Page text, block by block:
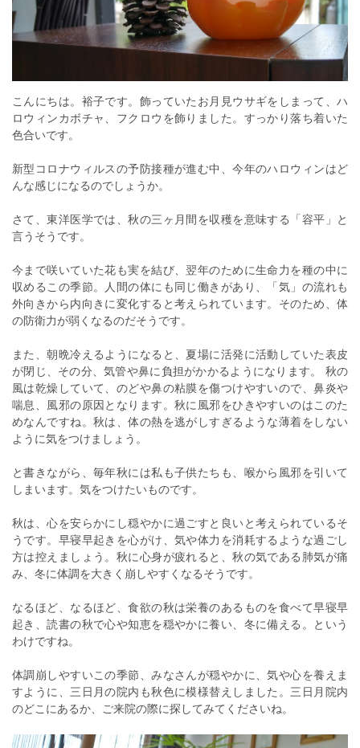
こんにちは。裕子です。飾っていたお月見ウサギをしまって、ハ
ロウィンカボチャ、フクロウを飾りました。すっかり落ち着いた
色合いです。
新型コロナウィルスの予防接種が進む中、今年のハロウィンはど
んな感じになるのでしょうか。
さて、東洋医学では、秋の三ヶ月間を収穫を意味する「容平」と
言うそうです。
今まで咲いていた花も実を結び、翌年のために生命力を種の中に
収めるこの季節。人間の体にも同じ働きがあり、「気」の流れも
外向きから内向きに変化すると考えられています。そのため、体
の防衛力が弱くなるのだそうです。
また、朝晩冷えるようになると、夏場に活発に活動していた表皮
が閉じ、その分、気管や鼻に負担がかかるようになります。 秋の
風は乾燥していて、のどや鼻の粘膜を傷つけやすいので、鼻炎や
喘息、風邪の原因となります。秋に風邪をひきやすいのはこのた
めなんですね。秋は、体の熱を逃がしすぎるような薄着をしない
ように気をつけましょう。
と書きながら、毎年秋には私も子供たちも、喉から風邪を引いて
しまいます。気をつけたいものです。
秋は、心を安らかにし穏やかに過ごすと良いと考えられているそ
うです。早寝早起きを心がけ、気や体力を消耗するような過ごし
方は控えましょう。秋に心身が疲れると、秋の気である肺気が痛
み、冬に体調を大きく崩しやすくなるそうです。
なるほど、なるほど、食欲の秋は栄養のあるものを食べて早寝早
起き、読書の秋で心や知恵を穏やかに養い、冬に備える。という
わけですね。
体調崩しやすいこの季節、みなさんが穏やかに、気や心を養えま
すように、三日月の院内も秋色に模様替えしました。三日月院内
のどこにあるか、ご来院の際に探してみてくださいね。